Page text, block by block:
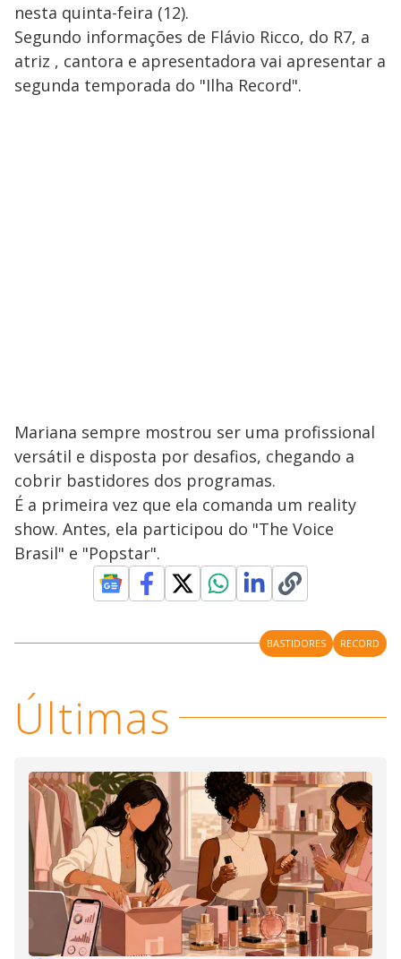
nesta quinta-feira (12).
Segundo informações de Flávio Ricco, do R7, a
atriz , cantora e apresentadora vai apresentar a
segunda temporada do "Ilha Record".
Mariana sempre mostrou ser uma profissional
versátil e disposta por desafios, chegando a
cobrir bastidores dos programas.
É a primeira vez que ela comanda um reality
show. Antes, ela participou do "The Voice
Brasil" e "Popstar".
BASTIDORES RECORD
Últimas